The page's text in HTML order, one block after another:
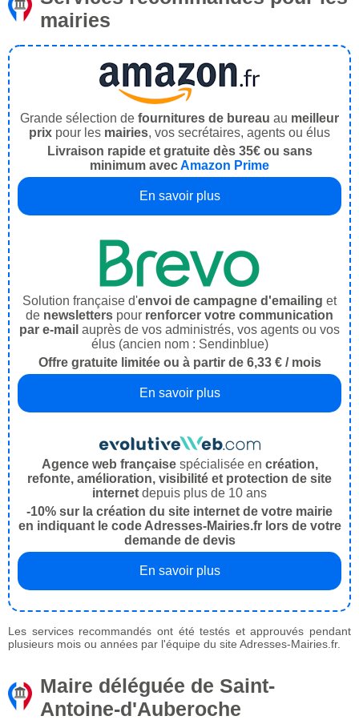
mairies
Grande sélection de fournitures de bureau au meilleur
prix pour les mairies, vos secrétaires, agents ou élus
Livraison rapide et gratuite dès 35€ ou sans
minimum avecAmazon Prime
En savoir plus
Solution française d'envoi de campagne d'emailing et
de newsletters pour renforcer votre communication
par e-mail auprès de vos administrés, vos agents ou vos
élus (ancien nom : Sendinblue)
Offre gratuite limitée ou à partir de 6,33 € / mois
En savoir plus
Agence web françaisespécialisée en création,
refonte, amélioration, visibilité et protection de site
internet depuis plus de 10 ans
-10% sur la création du site internet de votre mairie
en indiquant le code Adresses-Mairies.fr lors de votre
demande de devis
En savoir plus
Les services recommandés ont été testés et approuvés pendant
plusieurs mois ou années par l'équipe du site Adresses-Mairies.fr.
Maire déléguée de Saint-
Antoine-d'Auberoche